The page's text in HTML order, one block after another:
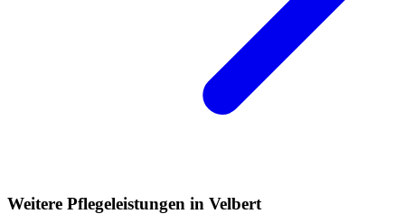
Weitere Pflegeleistungen in Velbert